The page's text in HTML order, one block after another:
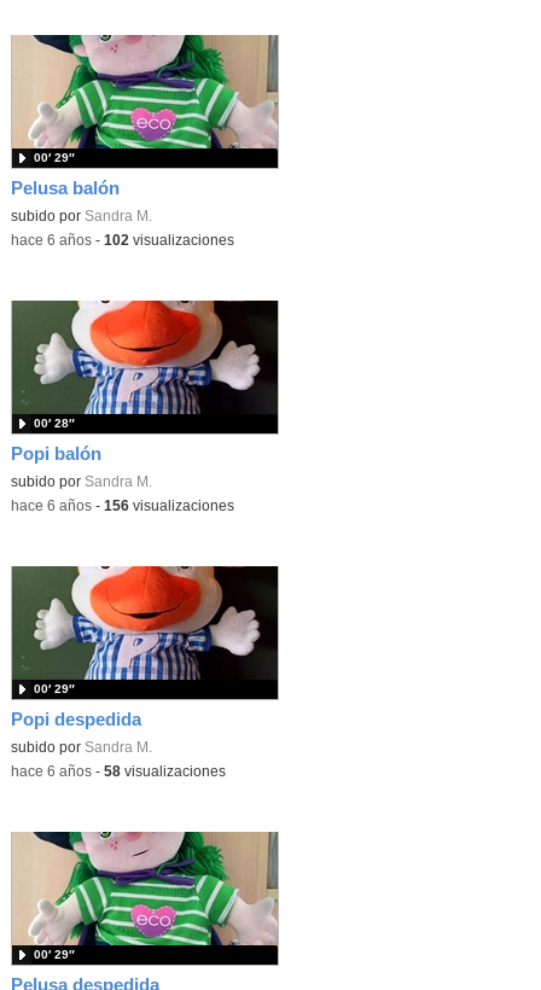
Pelusa balón
subido por Sandra M.
00′ 29″
-hace 6 años- 102 visualizaciones
Popi balón
subido por Sandra M.
00′ 28″
-hace 6 años- 156visualizaciones
Popi despedida
subido por Sandra M.
00′ 29″
-hace 6 años- 58visualizaciones
Pelusa despedida
00′ 29″